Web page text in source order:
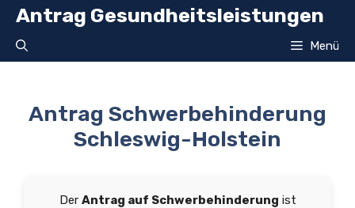
Zum
Inhalt
springen
Antrag Gesundheitsleistungen
Menü
Antrag Schwerbehinderung
Schleswig-Holstein
Der Antrag auf Schwerbehinderung ist